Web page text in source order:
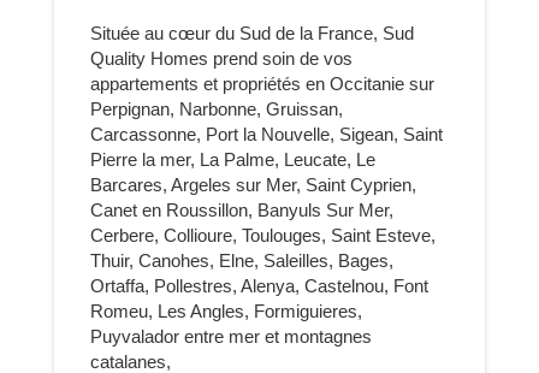
Située au cœur du Sud de la France, Sud
Quality Homes prend soin de vos
appartements et propriétés en Occitanie sur
Perpignan, Narbonne, Gruissan,
Carcassonne, Port la Nouvelle, Sigean, Saint
Pierre la mer, La Palme, Leucate, Le
Barcares, Argeles sur Mer, Saint Cyprien,
Canet en Roussillon, Banyuls Sur Mer,
Cerbere, Collioure, Toulouges, Saint Esteve,
Thuir, Canohes, Elne, Saleilles, Bages,
Ortaffa, Pollestres, Alenya, Castelnou, Font
Romeu, Les Angles, Formiguieres,
Puyvalador entre mer et montagnes
catalanes,